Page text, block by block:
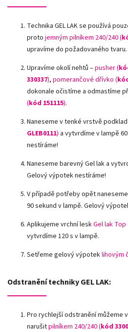
Technika GEL LAK se používá
proto jemným pilníkem 240/240 (
upravíme do požadovaného tvaru.
Upravíme okolí nehtů –pusher (
330337), pomerančové dřívko (
dokonale očistíme a odmastíme
(kód 151115).
Naneseme v tenké vrstvě podklad
GLEB0111) a vytvrdíme v lampě
nestíráme!
Naneseme barevný Gel lak a
Gelový výpotek nestíráme!
V případě potřeby opět
90 sekund v lampě. Gelový
Aplikujeme vrchní leskGel lak Top
vytvrdíme 120 s v lampě.
Setřeme gelový výpoteklihovým
Odstranění techniky GEL LAK:
Pro rychlejší odstranění můžeme
narušitpilníkem 240/240 (kód